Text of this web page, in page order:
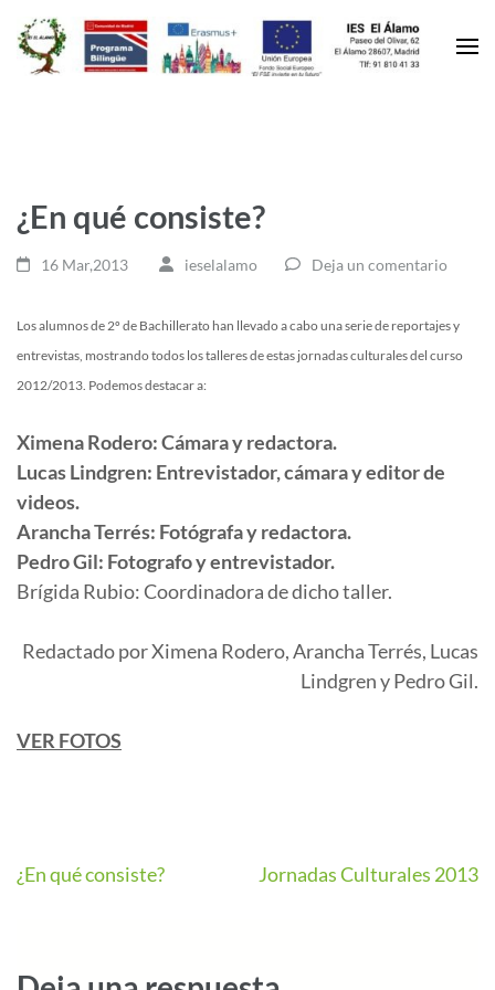
¿En qué consiste?
16 Mar,2013 ieselalamo Deja un comentario
Los alumnos de 2º de Bachillerato han llevado a cabo una serie de reportajes y
entrevistas, mostrando todos los talleres de estas jornadas culturales del curso
2012/2013. Podemos destacar a:
Ximena Rodero: Cámara y redactora.
Lucas Lindgren: Entrevistador, cámara y editor de
videos.
Arancha Terrés: Fotógrafa y redactora.
Pedro Gil: Fotografo y entrevistador.
Brígida Rubio: Coordinadora de dicho taller.
Redactado por Ximena Rodero, Arancha Terrés, Lucas
Lindgren y Pedro Gil.
VER FOTOS
¿En qué consiste? Jornadas Culturales 2013